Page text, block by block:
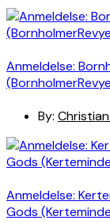
Anmeldelse:
By:
Anmeldelse:
Gods